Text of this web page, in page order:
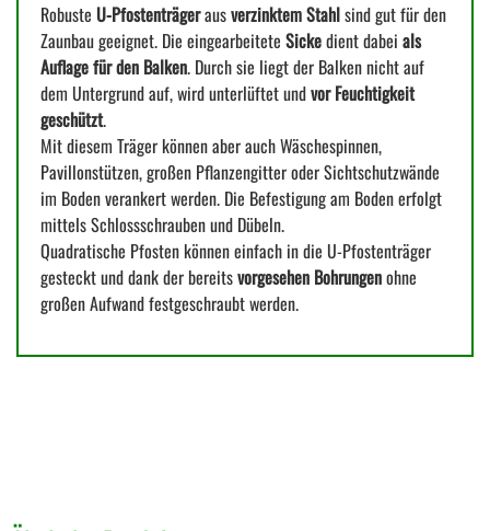
Robuste U-Pfostenträgerausverzinktem Stahlsind gut für den
Zaunbau geeignet. Die eingearbeitete Sickedient dabei als
Auflage für den Balken. Durch sie liegt der Balken nicht auf
dem Untergrund auf, wird unterlüftet undvor Feuchtigkeit
geschützt.
Mit diesem Träger können aber auch Wäschespinnen,
Pavillonstützen, großen Pflanzengitter oder Sichtschutzwände
im Boden verankert werden. Die Befestigung am Boden erfolgt
mittels Schlossschrauben und Dübeln.
Quadratische Pfosten können einfach in die U-Pfostenträger
gesteckt und dank der bereitsvorgesehen Bohrungenohne
großen Aufwand festgeschraubt werden.